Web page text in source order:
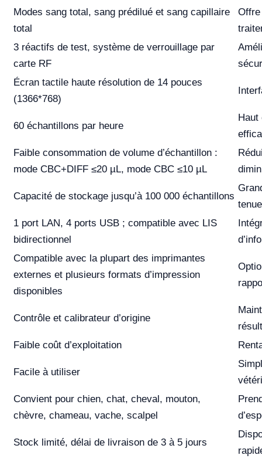
Modes sang total, sang prédilué et sang capillaire
total
3 réactifs de test, système de verrouillage par
carte RF
Écran tactile haute résolution de 14 pouces
(1366*768)
60 échantillons par heure
Haut
Faible consommation de volume d’échantillon :
mode CBC+DIFF ≤20 µL, mode CBC ≤10 µL
Capacité de stockage jusqu’à 100 000 échantillons
1 port LAN, 4 ports USB ; compatible avec LIS
bidirectionnel
Compatible avec la plupart des imprimantes
externes et plusieurs formats d’impression
disponibles
Contrôle et calibrateur d’origine
Faible coût d’exploitation
Facile à utiliser
Convient pour chien, chat, cheval, mouton,
chèvre, chameau, vache, scalpel
Stock limité, délai de livraison de 3 à 5 jours